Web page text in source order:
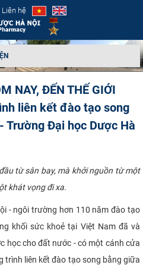
Liên hệ
NAY, ĐẾN THẾ GIỚI
liên kết đào tạo song
Trường Đại học Dược Hà
từ sân bay, mà khởi nguồn từ một
khát vọng đi xa.
ngôi trường hơn 110 năm đào tạo
khối sức khoẻ tại Việt Nam đã và
học cho đất nước - có một cánh cửa
trình liên kết đào tạo song bằng giữa